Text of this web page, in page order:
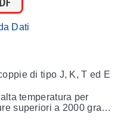
di tipo J, K, T ed E
temperatura per
superiori a 2000 gradi
Dati